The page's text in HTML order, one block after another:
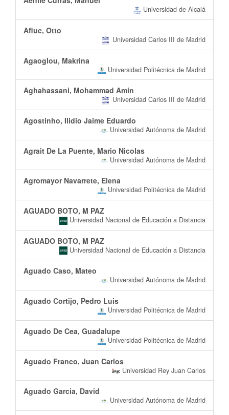
Universidad de Alcalá
Afiuc, Otto
Universidad Carlos III de Madrid
Agaoglou, Makrina
Universidad Politécnica de Madrid
Aghahassani, Mohammad Amin
Universidad Carlos III de Madrid
Agostinho, Ilidio Jaime Eduardo
Universidad Autónoma de Madrid
Agrait De La Puente, Mario Nicolas
Universidad Autónoma de Madrid
Agromayor Navarrete, Elena
Universidad Politécnica de Madrid
AGUADO BOTO, M PAZ
Universidad Nacional de Educación a Distancia
AGUADO BOTO, M PAZ
Universidad Nacional de Educación a Distancia
Aguado Caso, Mateo
Universidad Autónoma de Madrid
Aguado Cortijo, Pedro Luis
Universidad Politécnica de Madrid
Aguado De Cea, Guadalupe
Universidad Politécnica de Madrid
Aguado Franco, Juan Carlos
Universidad Rey Juan Carlos
Aguado Garcia, David
Universidad Autónoma de Madrid